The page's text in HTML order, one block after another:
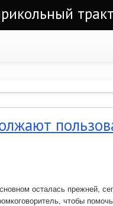
осталась прежней,
чтобы